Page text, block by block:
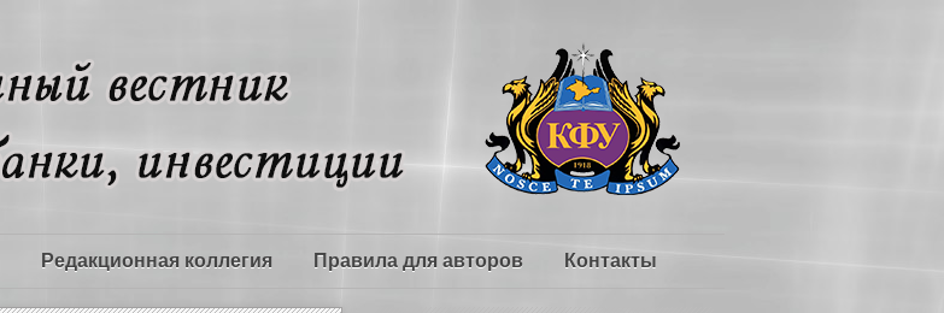
Редакционная коллегия Правила для авторов Контакты